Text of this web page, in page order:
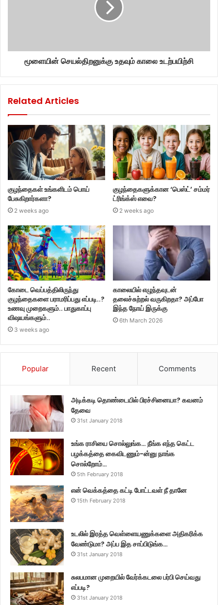
மூளையின் செயல்திறனுக்கு உதவும் காலை உடற்பயிற்சி
Related Articles
குழந்தைகள் உங்களிடம் பொய்
பேசுகிறார்களா?
2 weeks ago
குழந்தைகளுக்கான ‘பெஸ்ட்’ சம்மர்
ட்ரிங்க்ஸ் எவை?
2 weeks ago
கோடை வெப்பத்திலிருந்து
குழந்தைகளை பராமரிப்பது எப்படி..?
உணவு முறைகளும்.. பாதுகாப்பு
விஷயங்களும்..
3 weeks ago
காலையில் எழுந்தவுடன்
தலைச்சுற்றல் வருகிறதா? அப்போ
இந்த நோய் இருக்கு
6th March 2026
Popular Recent Comments
அடிக்கடி தொண்டையில் பிரச்சினையா? கவனம்
தேவை
31st January 2018
உங்க ராசியை சொல்லுங்க… நீங்க எந்த கெட்ட
பழக்கத்தை கைவிடணும்-ன்னு நாங்க
சொல்றோம்…
5th February 2018
என் வெக்கத்தை கட்டி போட்டவள் நீ தானே
15th February 2018
உடலில் இரத்த வெள்ளையணுக்களை அதிகரிக்க
வேண்டுமா? அப்ப இத சாப்பிடுங்க…
31st January 2018
சுலபமான முறையில் வேர்க்கடலை பர்பி செய்வது
எப்படி?
31st January 2018